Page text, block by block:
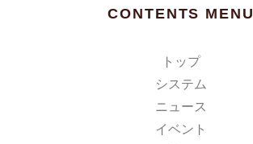
CONTENTS MENU
トップ
システム
ニュース
イベント